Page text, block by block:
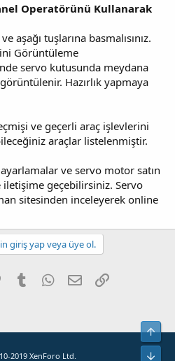
Operatörünü Kullanarak
aşağı tuşlarına basmalısınız.
Görüntüleme
servo kutusunda meydana
Hazırlık yapmaya
ve geçerli araç işlevlerini
araçlar listelenmiştir.
ve servo motor satın
geçebilirsiniz. Servo
sitesinden inceleyerek online
giriş yap veya üye ol.
PinterestTumblrWhatsApp
E-postaBağlantı
2019 XenForo Ltd.
Alt